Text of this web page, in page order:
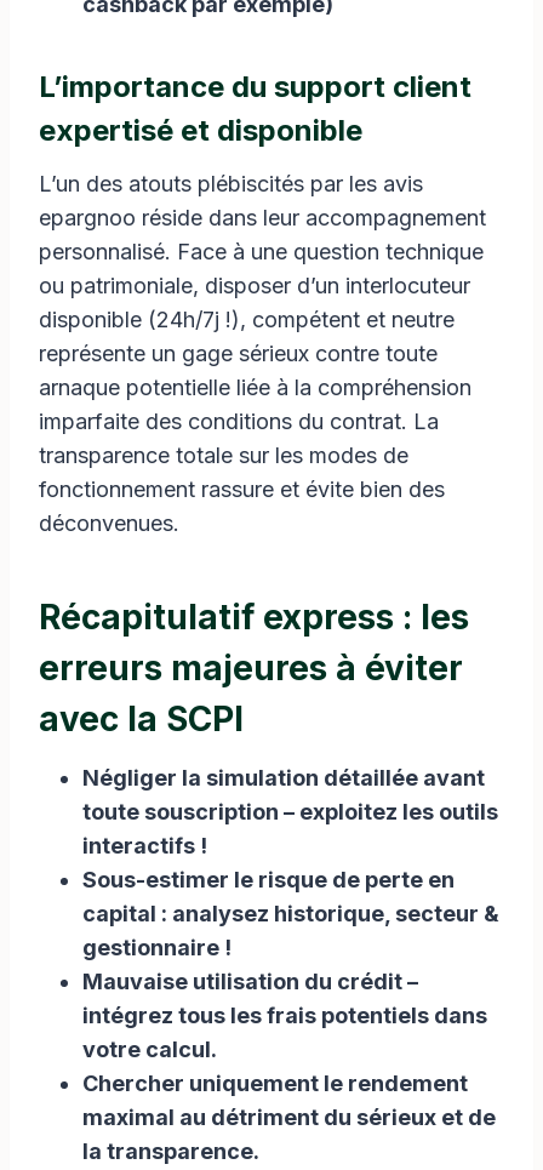
L’importance du support client
expertisé et disponible
L’un des atouts plébiscités par les avis
epargnoo réside dans leur accompagnement
personnalisé. Face à une question technique
ou patrimoniale, disposer d’un interlocuteur
disponible (24h/7j !), compétent et neutre
représente un gage sérieux contre toute
arnaque potentielle liée à la compréhension
imparfaite des conditions du contrat. La
transparence totale sur les modes de
fonctionnement rassure et évite bien des
déconvenues.
Récapitulatif express : les
erreurs majeures à éviter
avec la SCPI
Négliger la simulation détaillée avant
toute souscription – exploitez les outils
interactifs !
Sous-estimer le risque de perte en
capital : analysez historique, secteur &
gestionnaire !
Mauvaise utilisation du crédit –
intégrez tous les frais potentiels dans
votre calcul.
Chercher uniquement le rendement
maximal au détriment du sérieux et de
la transparence.